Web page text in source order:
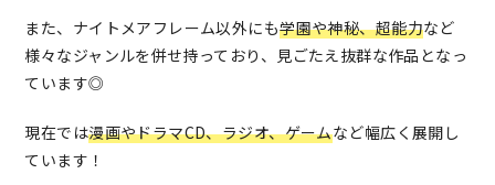
また、ナイトメアフレーム以外にも学園や神秘、超能力など
様々なジャンルを併せ持っており、見ごたえ抜群な作品となっ
ています◎
現在では漫画やドラマCD、ラジオ、ゲームなど幅広く展開し
ています！